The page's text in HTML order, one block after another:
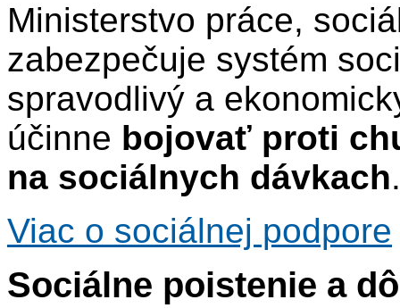
Ministerstvo práce,
zabezpečuje systém
spravodlivý a
účinne bojovať proti
na sociálnych dávkach.
Viac o sociálnej podpore
Sociálne poistenie a